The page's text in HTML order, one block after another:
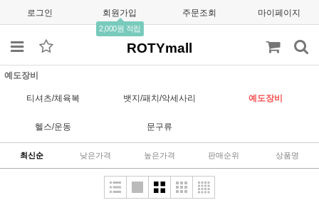
로그인 회원가입
2,000원 적립
주문조회 마이페이지
ROTYmall
예도장비
티셔츠/체육복 뱃지/패치/악세사리 예도장비
헬스/운동 문구류
최신순 낮은가격 높은가격 판매순위 상품명